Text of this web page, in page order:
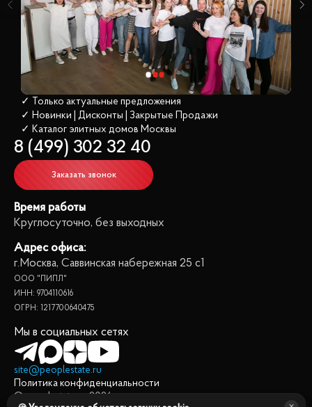
✓ Только актуальные предложения
✓ Новинки | Дисконты | Закрытые Продажи
✓ Каталог элитных домов Москвы
8 (499) 302 32 40
Заказать звонок
Время работы
Круглосуточно, без выходных
Адрес офиса:
г.Москва, Саввинская набережная 25 с1
ООО "ПИПЛ"
ИНН: 9704110616
ОГРН: 1217700640475
Мы в социальных сетях
site@peoplestate.ru
Политика конфиденциальности
© peoplestate.ru 2026